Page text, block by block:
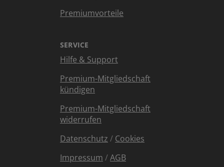
Premiumvorteile
SERVICE
Hilfe & Support
Premium-Mitgliedschaft
kündigen
Premium-Mitgliedschaft
widerrufen
Datenschutz / Cookies
Impressum /AGB